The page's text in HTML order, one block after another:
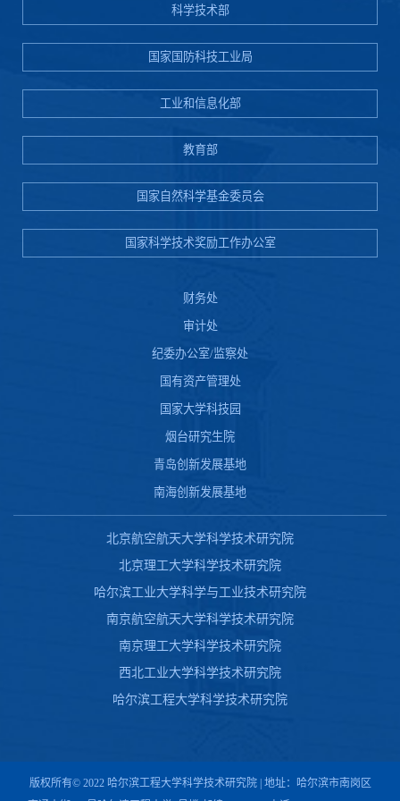
科学技术部
国家国防科技工业局
工业和信息化部
教育部
国家自然科学基金委员会
国家科学技术奖励工作办公室
财务处
审计处
纪委办公室/监察处
国有资产管理处
国家大学科技园
烟台研究生院
青岛创新发展基地
南海创新发展基地
北京航空航天大学科学技术研究院
北京理工大学科学技术研究院
哈尔滨工业大学科学与工业技术研究院
南京航空航天大学科学技术研究院
南京理工大学科学技术研究院
西北工业大学科学技术研究院
哈尔滨工程大学科学技术研究院
版权所有© 2022 哈尔滨工程大学科学技术研究院 | 地址：哈尔滨市南岗区